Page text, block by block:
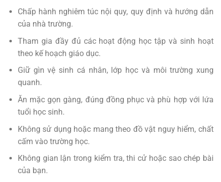
Chấp hành nghiêm túc nội quy, quy định và hướng dẫn
của nhà trường.
Tham gia đầy đủ các hoạt động học tập và sinh hoạt
theo kế hoạch giáo dục.
Giữ gìn vệ sinh cá nhân, lớp học và môi trường xung
quanh.
Ăn mặc gọn gàng, đúng đồng phục và phù hợp với lứa
tuổi học sinh.
Không sử dụng hoặc mang theo đồ vật nguy hiểm, chất
cấm vào trường học.
Không gian lận trong kiểm tra, thi cử hoặc sao chép bài
của bạn.